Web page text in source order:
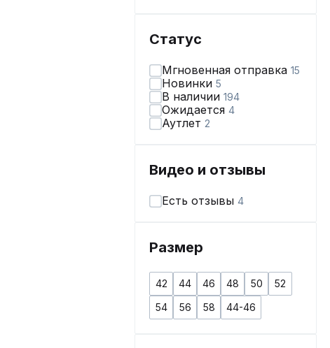
Статус
Мгновенная отправка 15
Новинки 5
В наличии 194
Ожидается 4
Аутлет 2
Видео и отзывы
Есть отзывы 4
Размер
42 44 46 48 50
52
54
56 58 44-46